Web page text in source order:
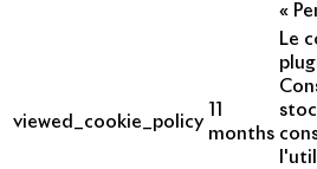
«
viewed_cookie_policy
months
Le